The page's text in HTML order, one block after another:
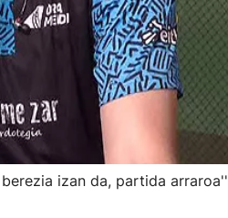
izan da, partida arraroa''